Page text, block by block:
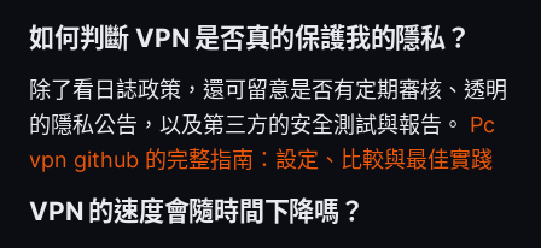
如何判斷 VPN 是否真的保護我的隱私？
除了看日誌政策，還可留意是否有定期審核、透明
的隱私公告，以及第三方的安全測試與報告。 Pc
vpn github 的完整指南：設定、比較與最佳實踐
VPN 的速度會隨時間下降嗎？